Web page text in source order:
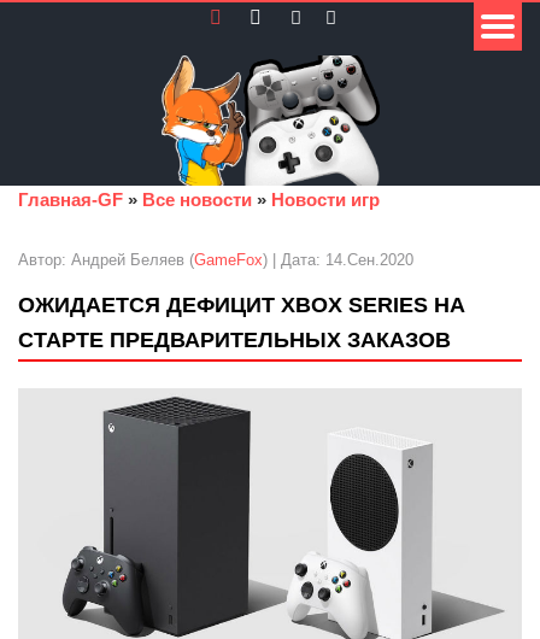
Главная-GF » Все новости » Новости игр
Автор: Андрей Беляев (GameFox) | Дата: 14.Сен.2020
ОЖИДАЕТСЯ ДЕФИЦИТ XBOX SERIES НА
СТАРТЕ ПРЕДВАРИТЕЛЬНЫХ ЗАКАЗОВ